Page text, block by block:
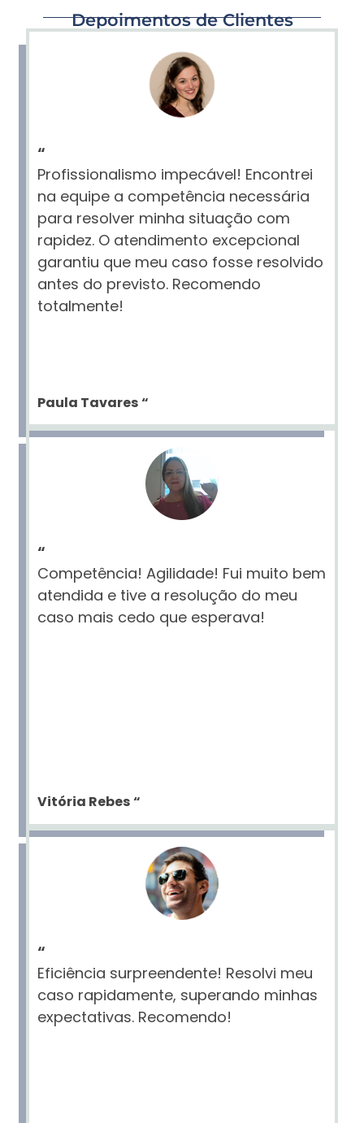
Depoimentos de Clientes
“
Profissionalismo impecável! Encontrei
na equipe a competência necessária
para resolver minha situação com
rapidez. O atendimento excepcional
garantiu que meu caso fosse resolvido
antes do previsto. Recomendo
totalmente!
Paula Tavares“
“
Competência! Agilidade! Fui muito bem
atendida e tive a resolução do meu
caso mais cedo que esperava!
Vitória Rebes“
“
Eficiência surpreendente! Resolvi meu
caso rapidamente, superando minhas
expectativas. Recomendo!